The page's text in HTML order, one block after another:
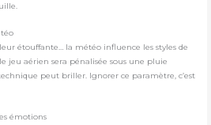
étouffante… la météo influence les styles de
jeu aérien sera pénalisée sous une pluie
peut briller. Ignorer ce paramètre, c’est
émotions